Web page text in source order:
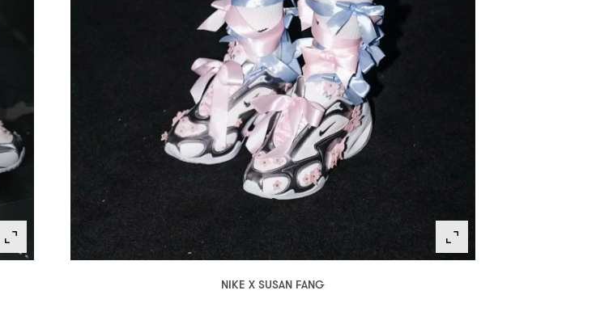
NIKE X SUSAN FANG